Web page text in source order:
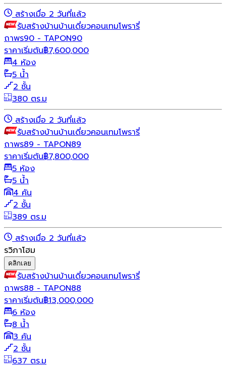
สร้างเมื่อ 2 วันที่แล้ว
รับสร้างบ้านบ้านเดี่ยวคอนเทมโพรารี่
ถาพร90 - TAPON90
ราคาเริ่มต้น฿7,600,000
4 ห้อง
5 น้ำ
2 ชั้น
380 ตร.ม
สร้างเมื่อ 2 วันที่แล้ว
รับสร้างบ้านบ้านเดี่ยวคอนเทมโพรารี่
ถาพร89 - TAPON89
ราคาเริ่มต้น฿7,800,000
5 ห้อง
5 น้ำ
4 คัน
2 ชั้น
389 ตร.ม
สร้างเมื่อ 2 วันที่แล้ว
รวิภาโฮม
คลิกเลย
รับสร้างบ้านบ้านเดี่ยวคอนเทมโพรารี่
ถาพร88 - TAPON88
ราคาเริ่มต้น฿13,000,000
6 ห้อง
8 น้ำ
3 คัน
2 ชั้น
637 ตร.ม